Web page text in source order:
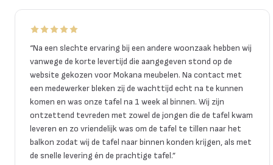
“Na een slechte ervaring bij een andere woonzaak hebben wij
vanwege de korte levertijd die aangegeven stond op de
website gekozen voor Mokana meubelen. Na contact met
een medewerker bleken zij de wachttijd echt na te kunnen
komen en was onze tafel na 1 week al binnen. Wij zijn
ontzettend tevreden met zowel de jongen die de tafel kwam
leveren en zo vriendelijk was om de tafel te tillen naar het
balkon zodat wij de tafel naar binnen konden krijgen, als met
de snelle levering én de prachtige tafel.”